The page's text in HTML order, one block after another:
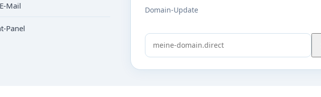
Mail
Panel
Domain-Update